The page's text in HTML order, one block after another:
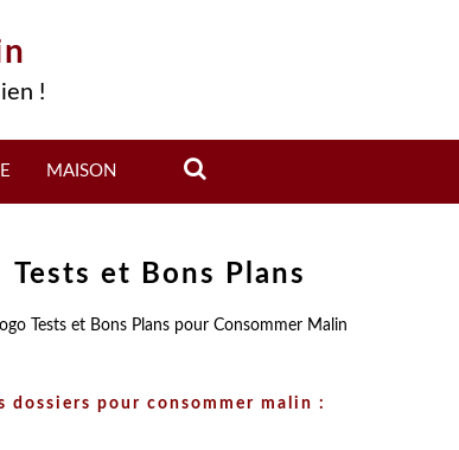
!
MAISON
Tests et Bons Plans
dossiers pour consommer malin :